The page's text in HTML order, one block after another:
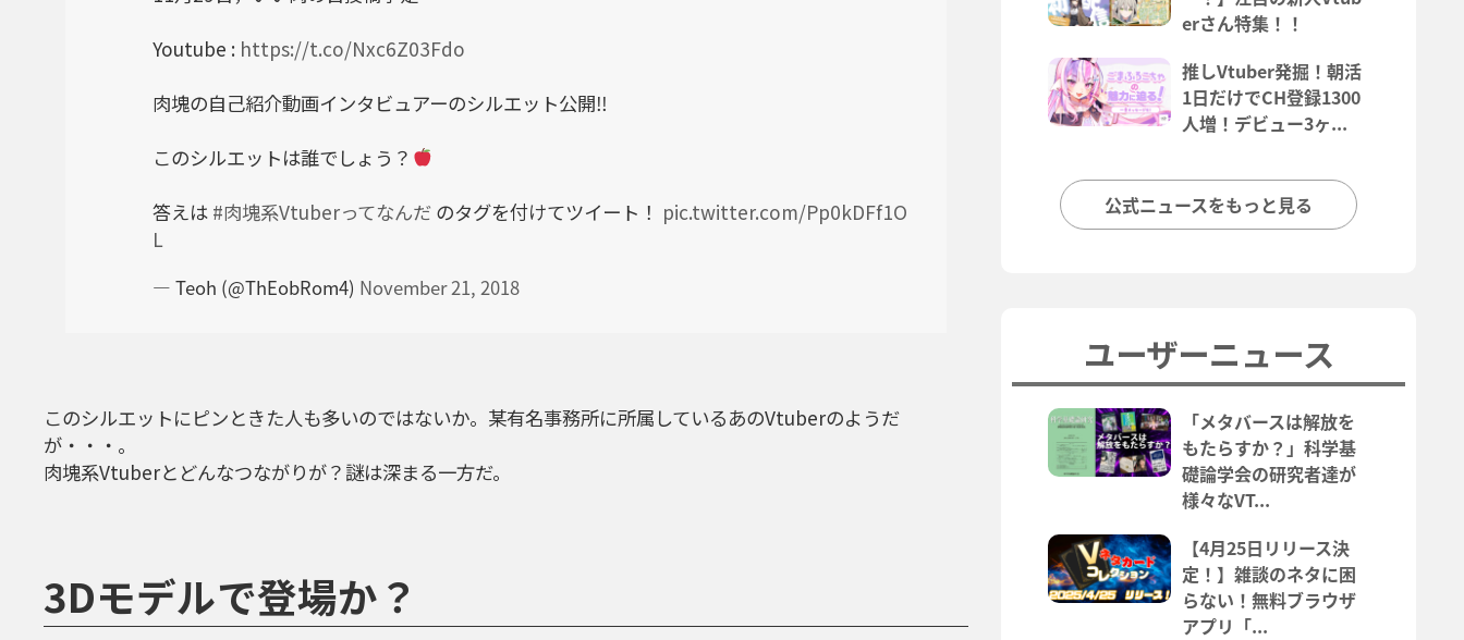
Youtube : https://t.co/Nxc6Z03Fdo
肉塊の自己紹介動画インタビュアーのシルエット公開‼︎
このシルエットは誰でしょう？
答えは #肉塊系Vtuberってなんだ のタグを付けてツイート！ pic.twitter.com/Pp0kDFf1O
L
— Teoh (@ThEobRom4) November 21, 2018
このシルエットにピンときた人も多いのではないか。某有名事務所に所属しているあのVtuberのようだ
が・・・。
肉塊系Vtuberとどんなつながりが？謎は深まる一方だ。
3Dモデルで登場か？
erさん特集！！
推しVtuber発掘！朝活
1日だけでCH登録1300
人増！デビュー3ヶ...
公式ニュースをもっと見る
ユーザーニュース
「メタバースは解放を
もたらすか？」科学基
礎論学会の研究者達が
様々なVT...
【4月25日リリース決
定！】雑談のネタに困
らない！無料ブラウザ
アプリ「...